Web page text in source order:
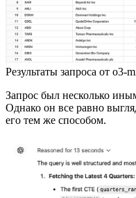
Результаты запроса от o3-
Запрос был несколько
Однако он все равно
его тем же способом.